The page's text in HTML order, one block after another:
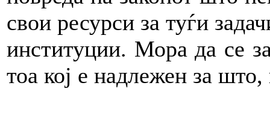
свои ресурси за туѓи
институции. Мора да се
тоа кој е надлежен за што,